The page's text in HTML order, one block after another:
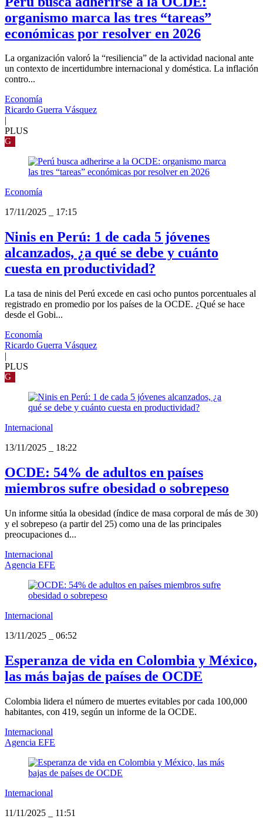
organismo marca las tres “tareas”
económicas por resolver en 2026
La organización valoró la “resiliencia” de la actividad nacional ante
un contexto de incertidumbre internacional y doméstica. La inflación
contro...
Economía
Ricardo Guerra Vásquez
PLUS
G
Economía
17/11/2025
17:15
Ninis en Perú: 1 de cada 5 jóvenes
alcanzados, ¿a qué se debe y cuánto
cuesta en productividad?
La tasa de ninis del Perú excede en casi ocho puntos porcentuales al
registrado en promedio por los países de la OCDE. ¿Qué se hace
desde el Gobi...
Economía
Ricardo Guerra Vásquez
|
PLUS
G
Internacional
13/11/2025
18:22
OCDE: 54% de adultos en países
miembros sufre obesidad o sobrepeso
Un informe sitúa la obesidad (índice de masa corporal de más de 30)
y el sobrepeso (a partir del 25) como una de las principales
preocupaciones d...
Internacional
Agencia EFE
Internacional
13/11/2025
06:52
Esperanza de vida en Colombia y México,
las más bajas de países de OCDE
Colombia lidera el número de muertes evitables por cada 100,000
habitantes, con 419, según un informe de la OCDE.
Internacional
Agencia EFE
Internacional
11/11/2025
11:51